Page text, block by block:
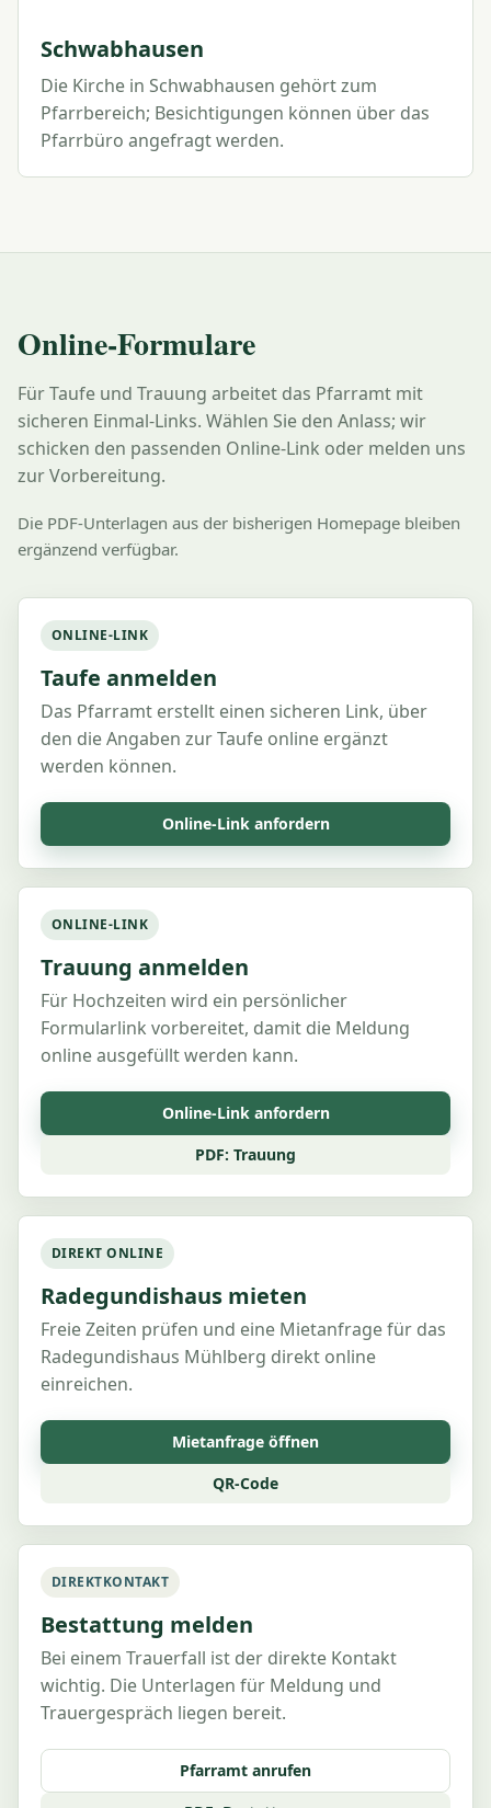
Schwabhausen
Die Kirche in Schwabhausen gehört zum
Pfarrbereich; Besichtigungen können über das
Pfarrbüro angefragt werden.
Online-Formulare
Für Taufe und Trauung arbeitet das Pfarramt mit
sicheren Einmal-Links. Wählen Sie den Anlass; wir
schicken den passenden Online-Link oder melden uns
zur Vorbereitung.
Die PDF-Unterlagen aus der bisherigen Homepage bleiben
ergänzend verfügbar.
ONLINE-LINK
Taufe anmelden
Das Pfarramt erstellt einen sicheren Link, über
den die Angaben zur Taufe online ergänzt
werden können.
Online-Link anfordern
ONLINE-LINK
Trauung anmelden
Für Hochzeiten wird ein persönlicher
Formularlink vorbereitet, damit die Meldung
online ausgefüllt werden kann.
Online-Link anfordern
PDF: Trauung
DIREKT ONLINE
Radegundishaus mieten
Freie Zeiten prüfen und eine Mietanfrage für das
Radegundishaus Mühlberg direkt online
einreichen.
Mietanfrage öffnen
QR-Code
DIREKTKONTAKT
Bestattung melden
Bei einem Trauerfall ist der direkte Kontakt
wichtig. Die Unterlagen für Meldung und
Trauergespräch liegen bereit.
Pfarramt anrufen